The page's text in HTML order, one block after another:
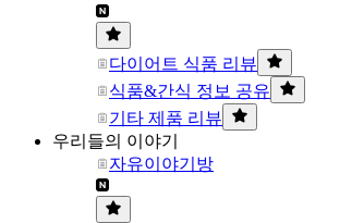
다이어트 식품 리뷰
식품&간식 정보 공유
기타 제품 리뷰
우리들의 이야기
자유이야기방